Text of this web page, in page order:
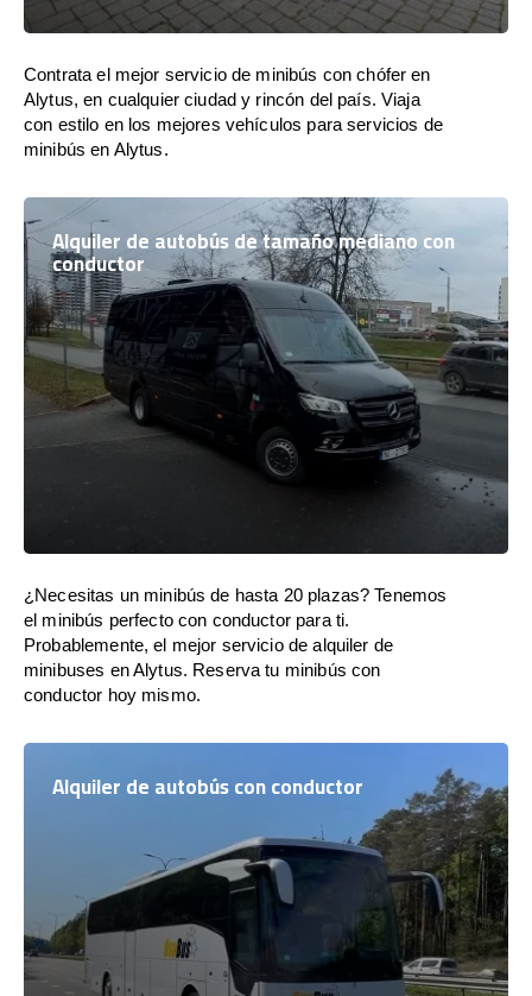
Contrata el mejor servicio de minibús con chófer en
Alytus, en cualquier ciudad y rincón del país. Viaja
con estilo en los mejores vehículos para servicios de
minibús en Alytus.
Alquiler de autobús de tamaño mediano con
conductor
¿Necesitas un minibús de hasta 20 plazas? Tenemos
el minibús perfecto con conductor para ti.
Probablemente, el mejor servicio de alquiler de
minibuses en Alytus. Reserva tu minibús con
conductor hoy mismo.
Alquiler de autobús con conductor